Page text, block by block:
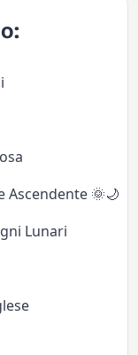
🌞🌙✨
Lunari